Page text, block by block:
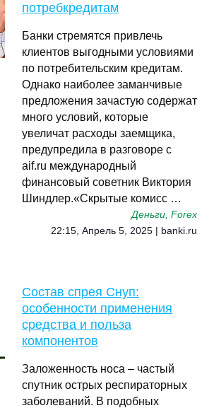
потребкредитам
Банки стремятся привлечь
клиентов выгодными условиями
по потребительским кредитам.
Однако наиболее заманчивые
предложения зачастую содержат
много условий, которые
увеличат расходы заемщика,
предупредила в разговоре с
aif.ru международный
финансовый советник Виктория
Шиндлер.«Скрытые комисс …
Деньги, Forex
22:15, Апрель 5, 2025 | banki.ru
Состав спрея Снуп:
особенности применения
средства и польза
компонентов
Заложенность носа – частый
спутник острых респираторных
заболеваний. В подобных